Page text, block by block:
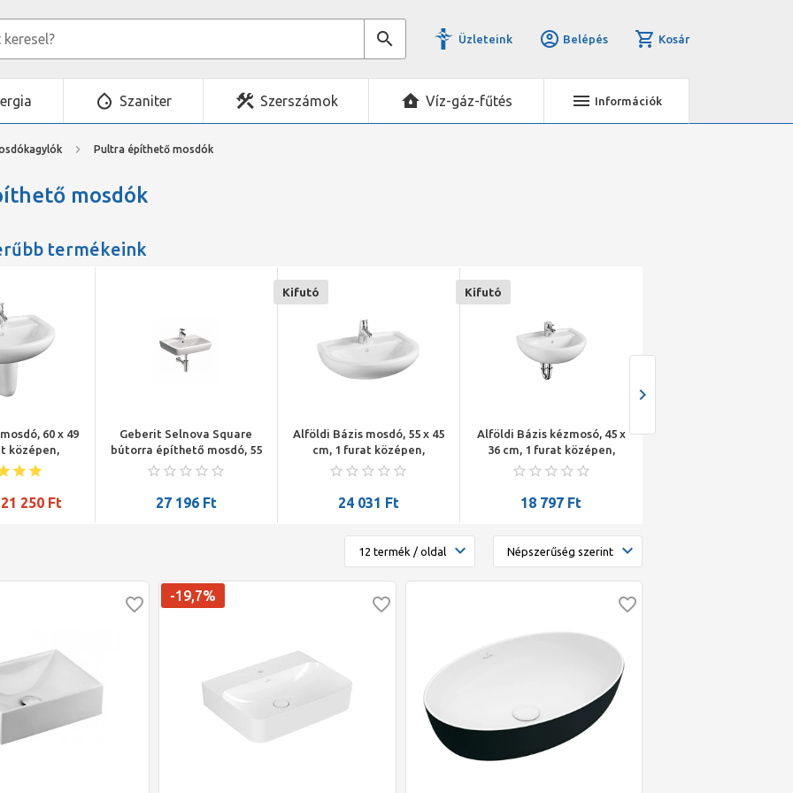
Üzleteink Belépés Kosár
Szaniter Szerszámok Víz-gáz-fűtés Információk
Pultra építhető mosdók
mosdók
termékeink
60 x 49
középen,
3 részes
fehér
21 250 Ft
Geberit Selnova Square
bútorra építhető mosdó, 55
x 17 x 44 cm, szögletes,
túlfolyó
27 196 Ft
Alföldi Bázis mosdó, 55 x 45
cm, 1 furat középen,
lehetőség 3 részes
elhelyezésére, fehér
Kifutó
24 031 Ft
Alföldi Bázis kézmosó, 45 x
36 cm, 1 furat középen,
fehér
Kifutó
18 797 Ft
-19,7%